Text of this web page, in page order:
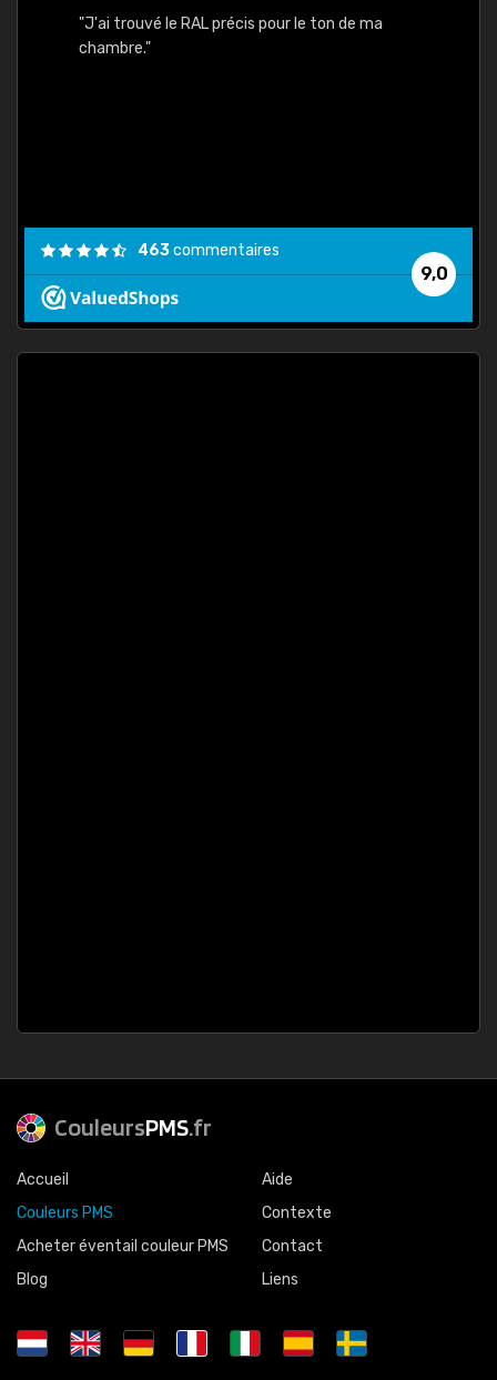
"J'ai trouvé le RAL précis pour le ton de ma
chambre."
9,0
463commentaires
CouleursPMS.fr
Accueil
Couleurs PMS
Acheter éventail couleur PMS
Blog
Aide
Contexte
Contact
Liens